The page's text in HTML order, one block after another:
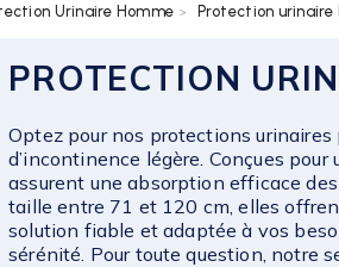
Urinaire Homme Protection urinaire
PROTECTION
Optez pour nos protections
d’incontinence légère. Conçues
assurent une absorption efficace
taille entre 71 et 120 cm, elles
solution fiable et adaptée à vos
sérénité. Pour toute question, notre